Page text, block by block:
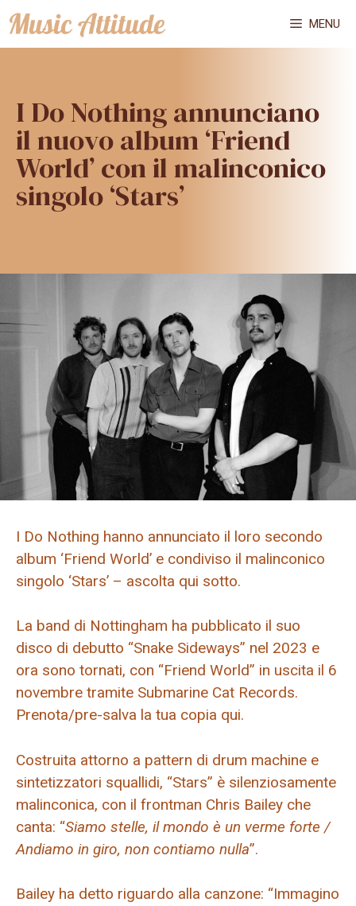
Vai
al
MENU
I Do Nothing annunciano
il nuovo album ‘Friend
World’ con il malinconico
singolo ‘Stars’
I Do Nothing hanno annunciato il loro secondo
album ‘Friend World’ e condiviso il malinconico
singolo ‘Stars’ – ascolta qui sotto.
La band di Nottingham ha pubblicato il suo
disco di debutto “Snake Sideways” nel 2023 e
ora sono tornati, con “Friend World” in uscita il 6
novembre tramite Submarine Cat Records.
Prenota/pre-salva la tua copia qui.
Costruita attorno a pattern di drum machine e
sintetizzatori squallidi, “Stars” è silenziosamente
malinconica, con il frontman Chris Bailey che
canta: “Siamo stelle, il mondo è un verme forte /
Andiamo in giro, non contiamo nulla”.
Bailey ha detto riguardo alla canzone: “Immagino